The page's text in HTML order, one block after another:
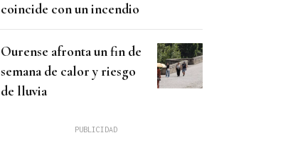
coincide con un incendio
Ourense afronta un fin de
semana de calor y riesgo
de lluvia